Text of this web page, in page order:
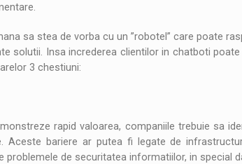
sa stea de vorba cu un ”robotel” care poate
solutii. Insa increderea clientilor in chatboti
3 chestiuni:
rapid valoarea, companiile trebuie sa
Aceste bariere ar putea fi legate de
de securitatea informatiilor, in special